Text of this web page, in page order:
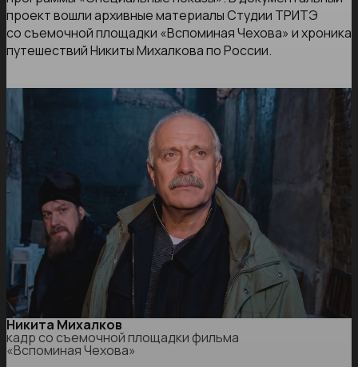
проект вошли архивные материалы Студии ТРИТЭ
со съемочной площадки «Вспоминая Чехова» и хроника
путешествий Никиты Михалкова по России.
Никита Михалков
кадр со съемочной площадки фильма
«Вспоминая Чехова»